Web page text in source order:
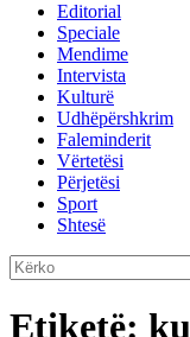
Editorial
Speciale
Mendime
Intervista
Kulturë
Udhëpërshkrim
Faleminderit
Vërtetësi
Përjetësi
Sport
Shtesë
Etiketë: